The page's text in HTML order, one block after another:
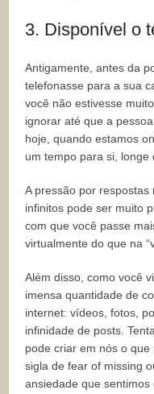
3. Disponível o
Antigamente, antes da
telefonasse para a sua
você não estivesse
ignorar até que a
hoje, quando estamos
um tempo para si, longe
A pressão por
infinitos pode ser muito
com que você passe
virtualmente do que na
Além disso, como você
imensa quantidade de
internet: vídeos, fotos,
infinidade de posts.
pode criar em nós o que
sigla de fear of missing
ansiedade que